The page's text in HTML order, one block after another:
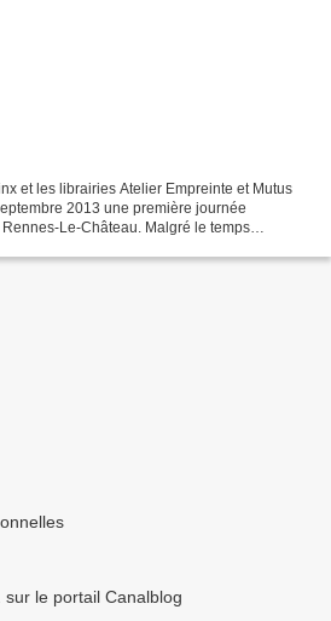
et les librairies Atelier Empreinte et Mutus
2013 une première journée
Le-Château. Malgré le temps
le portail Canalblog